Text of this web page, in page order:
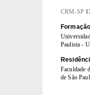
CRM-SP
Formação
Paulista -
Faculdade
de São